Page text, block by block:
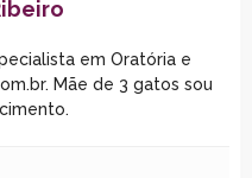
em Oratória e
Mãe de 3 gatos sou